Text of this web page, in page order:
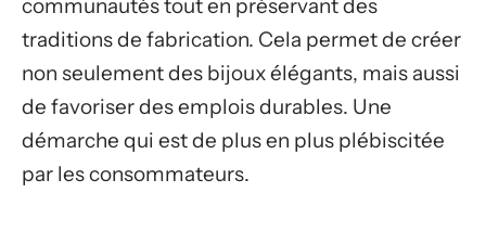
communautés tout en préservant des
traditions de fabrication. Cela permet de créer
non seulement des bijoux élégants, mais aussi
de favoriser des emplois durables. Une
démarche qui est de plus en plus plébiscitée
par les consommateurs.